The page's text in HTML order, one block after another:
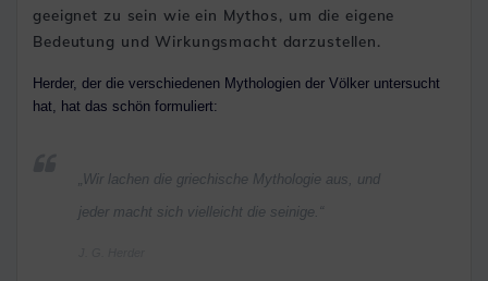
geeignet zu sein wie ein Mythos, um die eigene
Bedeutung und Wirkungsmacht darzustellen.
Herder, der die verschiedenen Mythologien der Völker untersucht
hat, hat das schön formuliert:
„Wir lachen die griechische Mythologie aus, und
jeder macht sich vielleicht die seinige.“